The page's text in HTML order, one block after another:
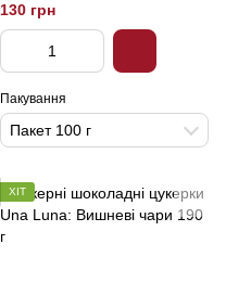
130 грн
Пакування
Пакет 100 г
ХІТ